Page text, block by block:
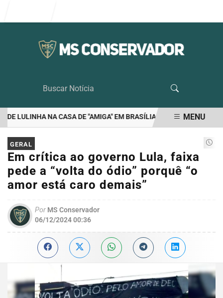
LULINHA NA CASA DE "AMIGA" EM BRASÍLIA RIEDEL É O UNICO
EM ALTA
MENU
GERAL
Em crítica ao governo Lula, faixa
pede a “volta do ódio” porquê “o
amor está caro demais”
Por MS Conservador
06/12/2024 00:36